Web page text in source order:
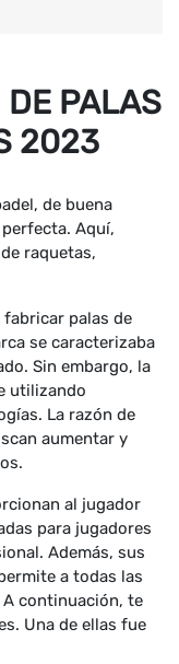
DE PALAS
2023
de buena
Aquí,
raquetas,
fabricar palas de
se caracterizaba
Sin embargo, la
utilizando
La razón de
aumentar y
al jugador
para jugadores
Además, sus
a todas las
continuación, te
Una de ellas fue